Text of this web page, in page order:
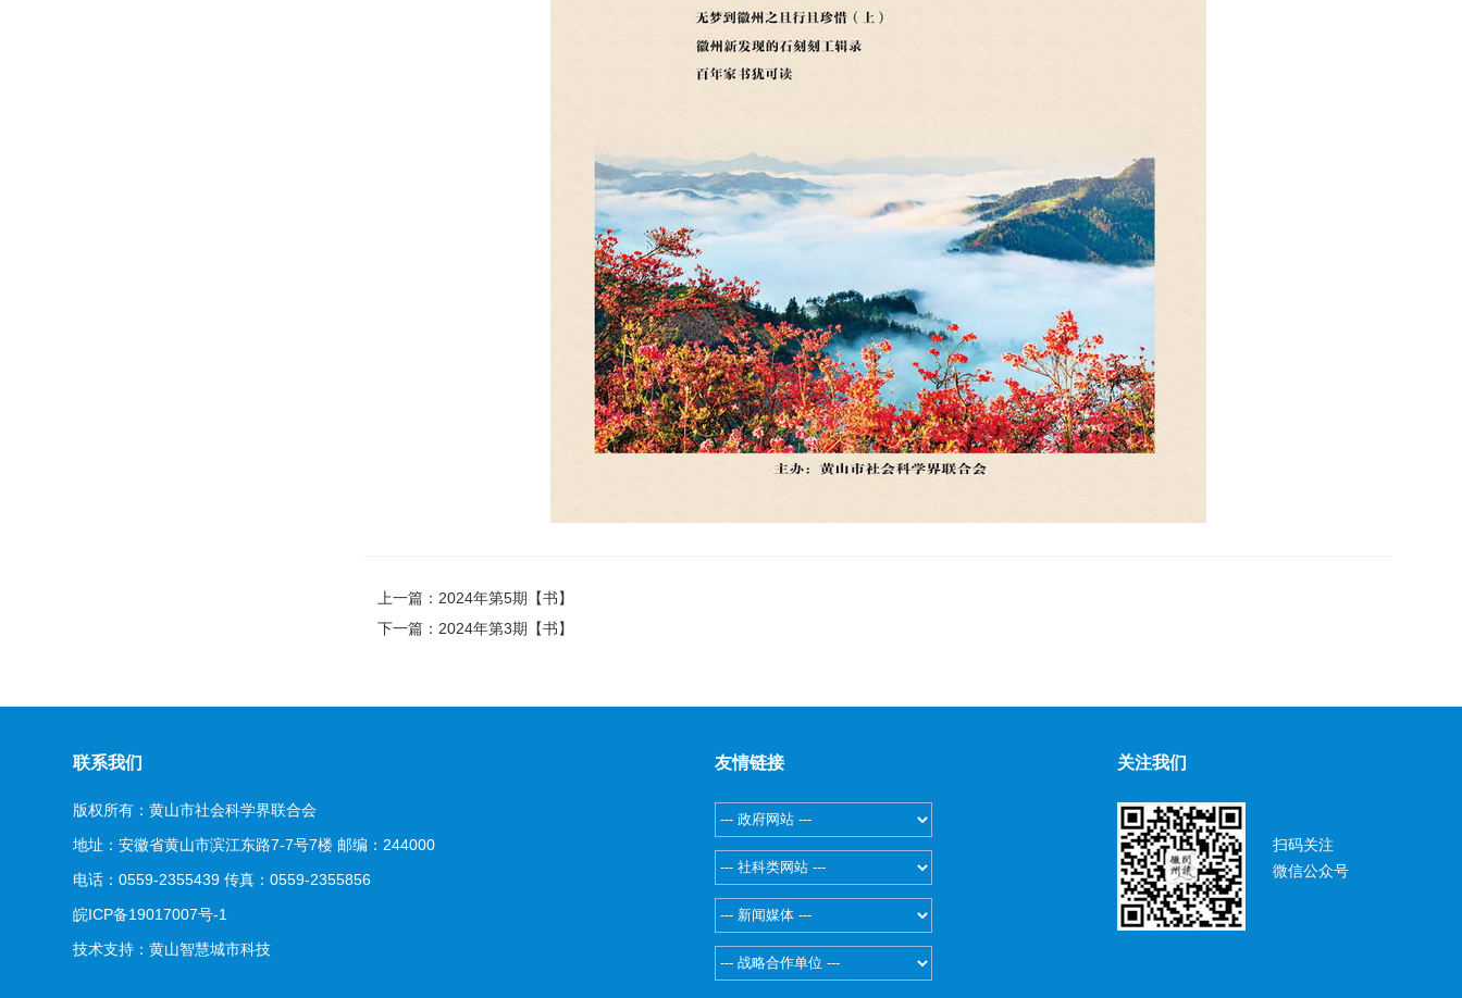
上一篇：2024年第5期【书】
下一篇：2024年第3期【书】
联系我们
版权所有：黄山市社会科学界联合会
地址：安徽省黄山市滨江东路7-7号7楼 邮编：244000
电话：0559-2355439 传真：0559-2355856
皖ICP备19017007号-1
技术支持：黄山智慧城市科技
友情链接 关注我们
扫码关注
微信公众号